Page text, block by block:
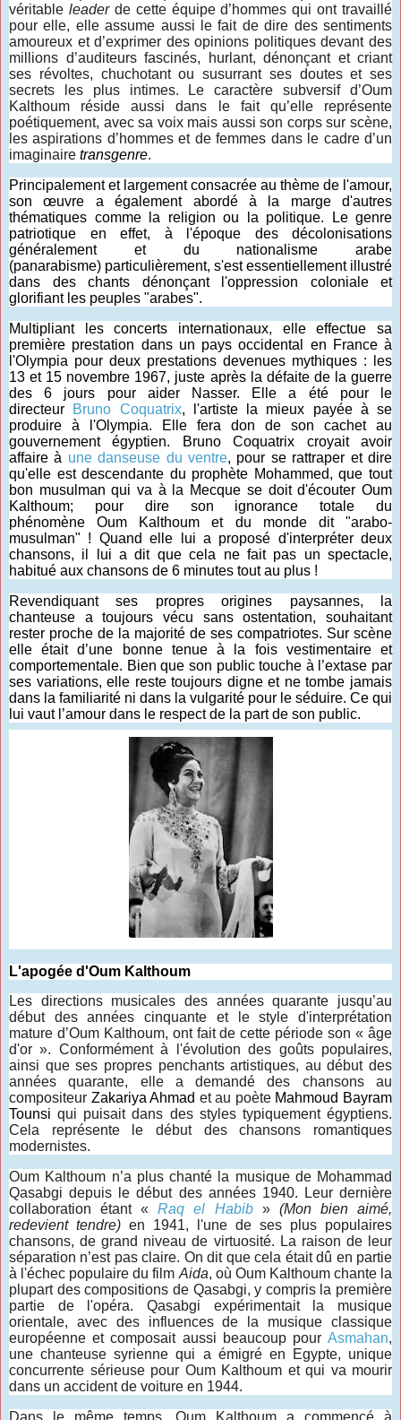
véritable leaderde cette équipe d’hommes qui ont travaillé
pour elle, elle assume aussi le fait de dire des sentiments
amoureux et d’exprimer des opinions politiques devant des
millions d’auditeurs fascinés, hurlant, dénonçant et criant
ses révoltes, chuchotant ou susurrant ses doutes et ses
secrets les plus intimes. Le caractère subversif d’Oum
Kalthoum réside aussi dans le fait qu’elle représente
poétiquement, avec sa voix mais aussi son corps sur scène,
les aspirations d’hommes et de femmes dans le cadre d’un
imaginaire transgenre.
Principalement et largement consacrée au thème de l'amour,
son œuvre a également abordé à la marge d'autres
thématiques comme la religion ou la politique. Le genre
patriotique en effet, à l'époque des décolonisations
généralement et du nationalisme arabe
(panarabisme) particulièrement, s'est essentiellement illustré
dans des chants dénonçant l'oppression coloniale et
glorifiant les peuples "arabes".
Multipliant les concerts internationaux, elle effectue sa
première prestation dans un pays occidental en France à
l'Olympia pour deux prestations devenues mythiques : les
13 et 15 novembre 1967, juste après la défaite de la guerre
des 6 jours pour aider Nasser. Elle a été pour le
directeur
Bruno Coquatrix, l'artiste la mieux payée à se
produire à l'Olympia. Elle fera don de son cachet au
gouvernement égyptien. Bruno Coquatrix croyait avoir
affaire à une danseuse du ventre, pour se rattraper et dire
qu'elle est descendante du prophète Mohammed, que tout
bon musulman qui va à la Mecque se doit d'écouter Oum
Kalthoum; pour dire son ignorance totale du
phénomène Oum Kalthoum et du monde dit "arabo-
musulman" ! Quand elle lui a proposé d'interpréter deux
chansons, il lui a dit que cela ne fait pas un spectacle,
habitué aux chansons de 6 minutes tout au plus !
Revendiquant ses propres origines paysannes, la
chanteuse a toujours vécu sans ostentation, souhaitant
rester proche de la majorité de ses compatriotes. Sur scène
elle était d’une bonne tenue à la fois vestimentaire et
comportementale. Bien que son public touche à l’extase par
ses variations, elle reste toujours digne et ne tombe jamais
dans la familiarité ni dans la vulgarité pour le séduire. Ce qui
lui vaut l’amour dans le respect de la part de son public.
L'apogée d'Oum Kalthoum
Les directions musicales des années quarante jusqu’au
début des années cinquante et le style d'interprétation
mature d’Oum Kalthoum, ont fait de cette période son « âge
d'or ». Conformément à l'évolution des goûts populaires,
ainsi que ses propres penchants artistiques, au début des
années quarante, elle a demandé des chansons au
compositeur Zakariya Ahmad et au poète Mahmoud Bayram
Tounsi qui puisait dans des styles typiquement égyptiens.
Cela représente le début des chansons romantiques
modernistes.
Oum Kalthoum n’a plus chanté la musique de Mohammad
Qasabgi depuis le début des années 1940. Leur dernière
collaboration étant «Raq el Habib » (Mon bien aimé,
redevient tendre) en 1941, l'une de ses plus populaires
chansons, de grand niveau de virtuosité. La raison de leur
séparation n’est pas claire. On dit que cela était dû en partie
à l'échec populaire du film Aida, où Oum Kalthoum chante la
plupart des compositions de Qasabgi, y compris la première
partie de l'opéra. Qasabgi expérimentait la musique
orientale, avec des influences de la musique classique
européenne et composait aussi beaucoup pour Asmahan,
une chanteuse syrienne qui a émigré en Egypte, unique
concurrente sérieuse pour Oum Kalthoum et qui va mourir
dans un accident de voiture en 1944.
Dans le même temps, Oum Kalthoum a commencé à